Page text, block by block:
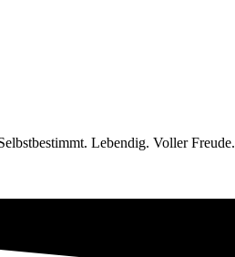
Lebendig. Voller Freude.